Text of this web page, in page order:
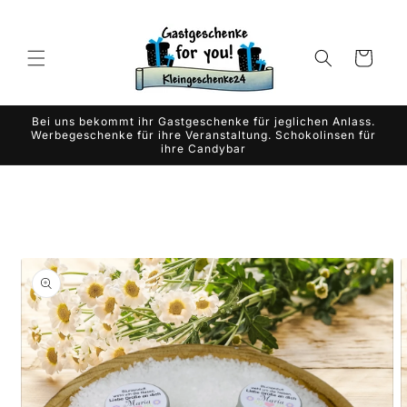
Cart
Bei uns bekommt ihr Gastgeschenke für jeglichen Anlass.
Werbegeschenke für ihre Veranstaltung. Schokolinsen für
ihre Candybar